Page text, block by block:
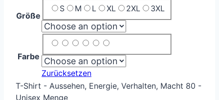
Größe
S M L XL 2XL 3XL
Farbe
Zurücksetzen
T-Shirt - Aussehen, Energie, Verhalten, Macht 80 -
Unisex Menge